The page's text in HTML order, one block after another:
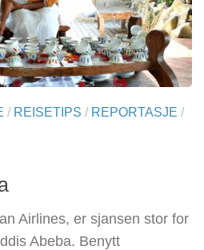
/ REISETIPS / REPORTASJE /
Airlines, er sjansen stor for
Abeba. Benytt